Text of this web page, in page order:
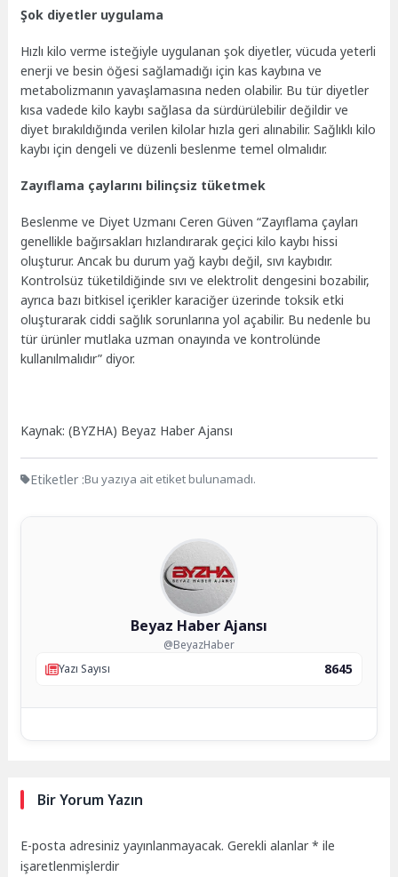
Şok diyetler uygulama
Hızlı kilo verme isteğiyle uygulanan şok diyetler, vücuda yeterli
enerji ve besin öğesi sağlamadığı için kas kaybına ve
metabolizmanın yavaşlamasına neden olabilir. Bu tür diyetler
kısa vadede kilo kaybı sağlasa da sürdürülebilir değildir ve
diyet bırakıldığında verilen kilolar hızla geri alınabilir. Sağlıklı kilo
kaybı için dengeli ve düzenli beslenme temel olmalıdır.
Zayıflama çaylarını bilinçsiz tüketmek
Beslenme ve Diyet Uzmanı Ceren Güven “Zayıflama çayları
genellikle bağırsakları hızlandırarak geçici kilo kaybı hissi
oluşturur. Ancak bu durum yağ kaybı değil, sıvı kaybıdır.
Kontrolsüz tüketildiğinde sıvı ve elektrolit dengesini bozabilir,
ayrıca bazı bitkisel içerikler karaciğer üzerinde toksik etki
oluşturarak ciddi sağlık sorunlarına yol açabilir. Bu nedenle bu
tür ürünler mutlaka uzman onayında ve kontrolünde
kullanılmalıdır” diyor.
Kaynak: (BYZHA) Beyaz Haber Ajansı
Etiketler :Bu yazıya ait etiket bulunamadı.
Beyaz Haber Ajansı
@BeyazHaber
Yazı Sayısı
8645
Bir Yorum Yazın
E-posta adresiniz yayınlanmayacak. Gerekli alanlar* ile
işaretlenmişlerdir